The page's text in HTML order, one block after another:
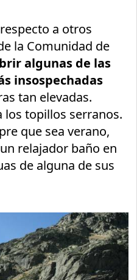
a otros
la Comunidad de
algunas de las
insospechadas
tan elevadas.
los topillos serranos.
que sea verano,
relajador baño en
de alguna de sus